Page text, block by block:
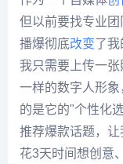
但以前要找专业
播爆彻底改变了我
我只需要上传一
一样的数字人形
的是它的"个性化
推荐爆款话题，
花3天时间想创意